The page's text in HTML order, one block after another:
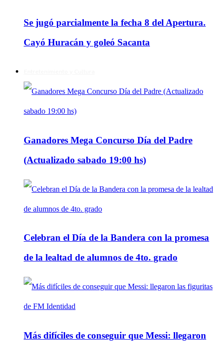
Se jugó parcialmente la fecha 8 del Apertura.
Cayó Huracán y goleó Sacanta
Ganadores Mega Concurso Día del Padre
(Actualizado sabado 19:00 hs)
Celebran el Día de la Bandera con la promesa
de la lealtad de alumnos de 4to. grado
Más difíciles de conseguir que Messi: llegaron